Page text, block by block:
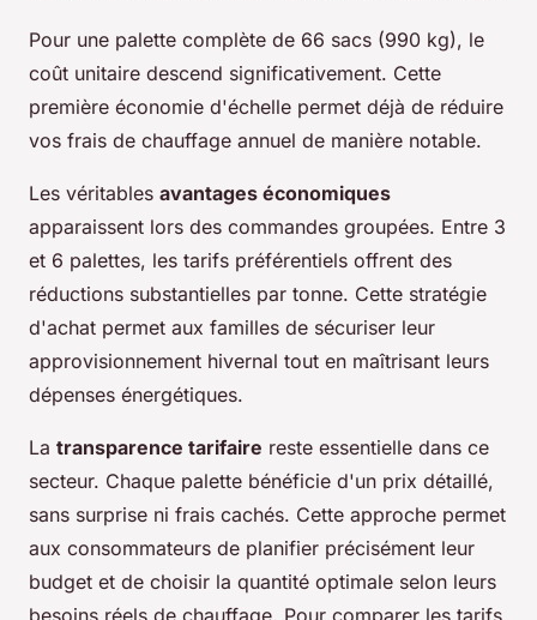
Pour une palette complète de 66 sacs (990 kg), le
coût unitaire descend significativement. Cette
première économie d'échelle permet déjà de réduire
vos frais de chauffage annuel de manière notable.
Les véritables avantages économiques
apparaissent lors des commandes groupées. Entre 3
et 6 palettes, les tarifs préférentiels offrent des
réductions substantielles par tonne. Cette stratégie
d'achat permet aux familles de sécuriser leur
approvisionnement hivernal tout en maîtrisant leurs
dépenses énergétiques.
La transparence tarifaire reste essentielle dans ce
secteur. Chaque palette bénéficie d'un prix détaillé,
sans surprise ni frais cachés. Cette approche permet
aux consommateurs de planifier précisément leur
budget et de choisir la quantité optimale selon leurs
besoins réels de chauffage. Pour comparer les tarifs